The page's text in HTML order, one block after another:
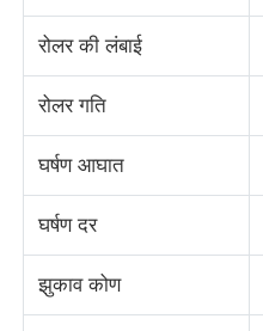
प्रभाव परीक्षण मशीन
घर्षण परीक्षण मशीन
रबर परीक्षण उपकरण
जूते परीक्षण उपकरण
रोलर की लंबाई
रोलर गति
घर्षण आघात
घर्षण दर
झुकाव कोण